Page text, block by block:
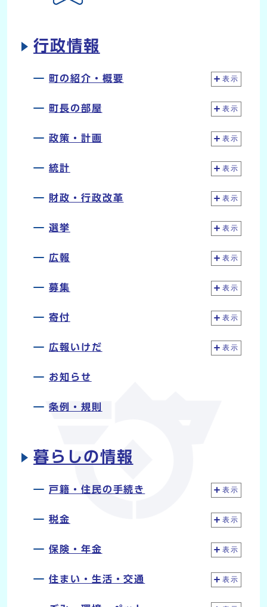
行政情報
町の紹介・概要 表示
町長の部屋 表示
政策・計画 表示
統計 表示
財政・行政改革 表示
選挙 表示
広報 表示
募集 表示
寄付 表示
広報いけだ 表示
お知らせ
条例・規則
暮らしの情報
戸籍・住民の手続き 表示
税金 表示
保険・年金 表示
住まい・生活・交通 表示